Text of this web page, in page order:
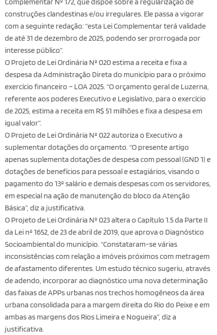
construções clandestinas e/ou irregulares. Ele passa a vigorar
com a seguinte redação: “esta Lei Complementar terá validade
de até 31 de dezembro de 2025, podendo ser prorrogada por
interesse público”.
O Projeto de Lei Ordinária Nº 020 estima a receita e fixa a
despesa da Administração Direta do município para o próximo
exercício financeiro – LOA 2025. “O orçamento geral de Luzerna,
referente aos poderes Executivo e Legislativo, para o exercício
de 2025, estima a receita em R$ 51 milhões e fixa a despesa em
igual valor”.
O Projeto de Lei Ordinária Nº 022 autoriza o Executivo a
suplementar dotações do orçamento. “O presente artigo
apenas suplementa dotações de despesa com pessoal (GND 1) e
dotações de benefícios para pessoal e estagiários, visando o
pagamento do 13º salário e demais despesas com os servidores,
em especial na ação de manutenção do bloco da Atenção
Básica”, diz a justificativa.
O Projeto de Lei Ordinária Nº 023 altera o Capítulo 1.5 da Parte II
da Lei nº 1652, de 23 de abril de 2019, que aprova o Diagnóstico
Socioambiental do município. “Constataram-se várias
inconsistências com relação a imóveis próximos com metragem
de afastamento diferentes. Um estudo técnico sugeriu, através
de adendo, incorporar ao diagnóstico uma nova determinação
das faixas de APPs urbanas nos trechos homogêneos da área
urbana consolidada para a margem direita do Rio do Peixe e em
ambas as margens dos Rios Limeira e Nogueira”, diz a
justificativa.